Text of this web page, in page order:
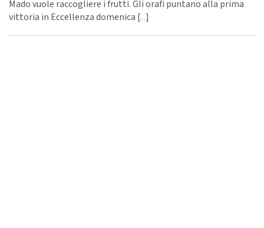
Mado vuole raccogliere i frutti. Gli orafi puntano alla prima
vittoria in Eccellenza domenica [...]